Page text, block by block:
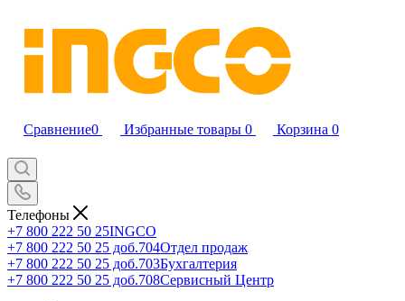
Сравнение0 Избранные товары 0 Корзина 0
Телефоны
+7 800 222 50 25INGCO
+7 800 222 50 25 доб.704Отдел продаж
+7 800 222 50 25 доб.703Бухгалтерия
+7 800 222 50 25 доб.708Сервисный Центр